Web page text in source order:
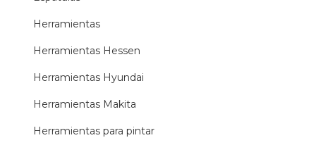
Herramientas
Herramientas Hessen
Herramientas Hyundai
Herramientas Makita
Herramientas para pintar